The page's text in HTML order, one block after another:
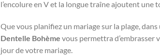
l’encolure en V et la longue traîne ajoutent une
Que vous planifiez un mariage sur la plage,
Dentelle Bohème vous permettra
jour de votre mariage.